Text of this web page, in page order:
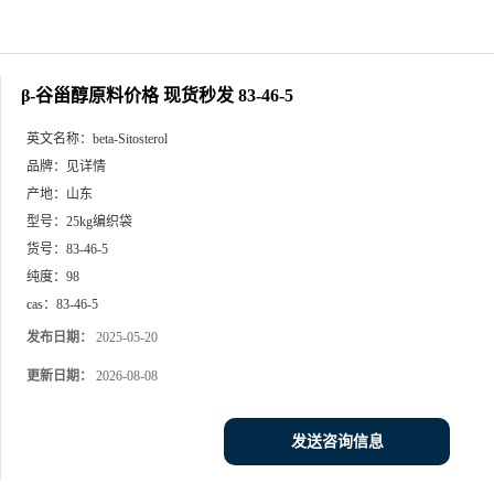
β-谷甾醇原料价格 现货秒发 83-46-5
英文名称： beta-Sitosterol
品牌：
见详情
产地： 山东
型号： 25kg编织袋
货号： 83-46-5
纯度： 98
cas： 83-46-5
发布日期： 2025-05-20
更新日期： 2026-08-08
发送咨询信息